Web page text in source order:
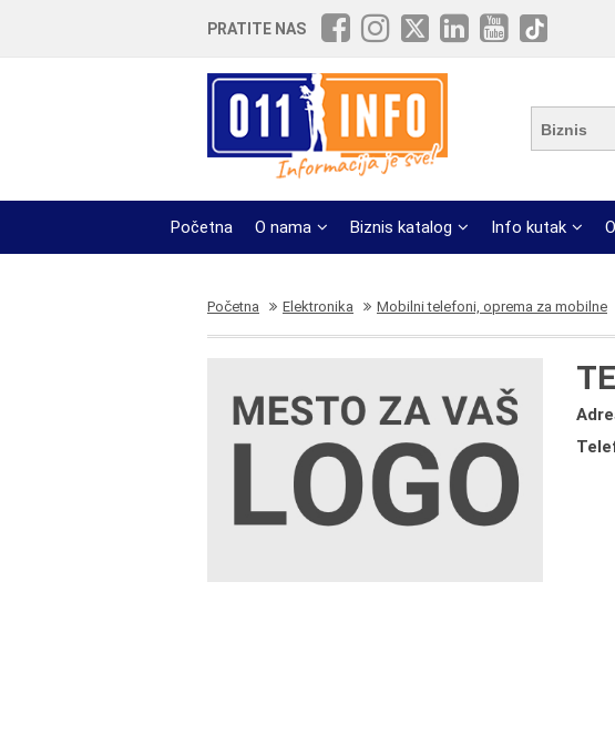
PRATITE NAS
Biznis
Početna O nama Biznis katalog Info kutak
Početna Elektronika Mobilni telefoni, oprema za mobilne